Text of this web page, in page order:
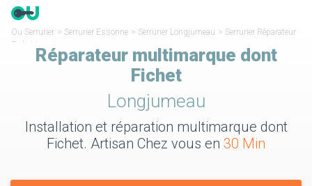
Ou Serrurier > Serrurier Essonne > Serrurier Longjumeau > Serrurier Réparateur
Fichet Longjumeau
Réparateur multimarque dont
Fichet
Longjumeau
Installation et réparation multimarque dont
Fichet. Artisan Chez vous en 30 Min